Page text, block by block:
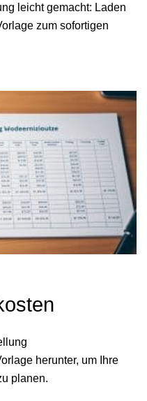
leicht gemacht: Laden
zum sofortigen
herunter, um Ihre
planen.